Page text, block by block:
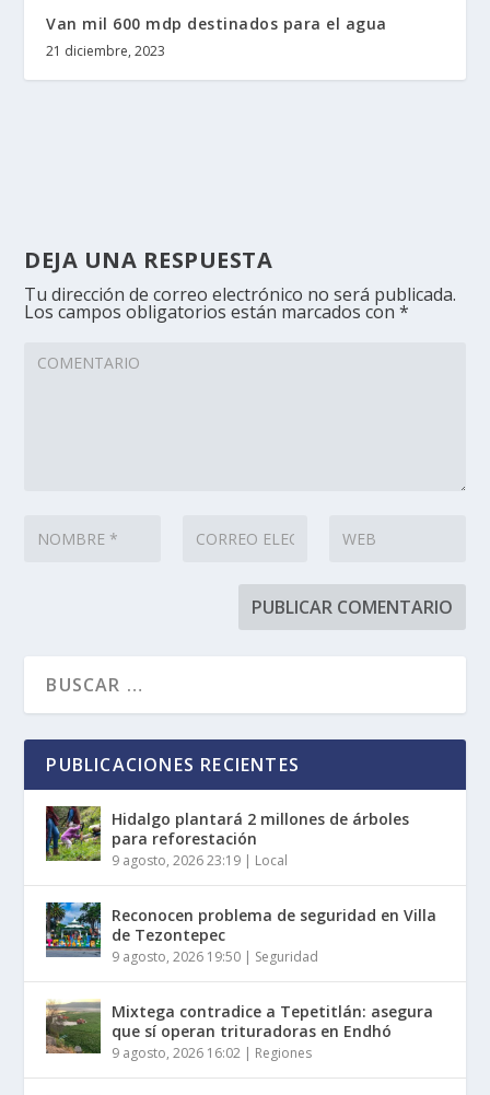
Van mil 600 mdp destinados para el agua
21 diciembre, 2023
DEJA UNA RESPUESTA
Tu dirección de correo electrónico no será publicada.
Los campos obligatorios están marcados con*
PUBLICACIONES RECIENTES
Hidalgo plantará 2 millones de árboles
para reforestación
9 agosto, 2026 23:19 | Local
Reconocen problema de seguridad en Villa
de Tezontepec
9 agosto, 2026 19:50 | Seguridad
Mixtega contradice a Tepetitlán: asegura
que sí operan trituradoras en Endhó
9 agosto, 2026 16:02 | Regiones